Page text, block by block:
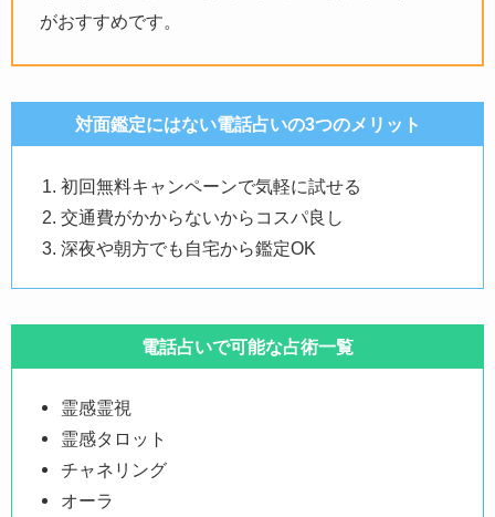
がおすすめです。
対面鑑定にはない電話占いの3つのメリット
初回無料キャンペーンで気軽に試せる
交通費がかからないからコスパ良し
深夜や朝方でも自宅から鑑定OK
電話占いで可能な占術一覧
霊感霊視
霊感タロット
チャネリング
オーラ